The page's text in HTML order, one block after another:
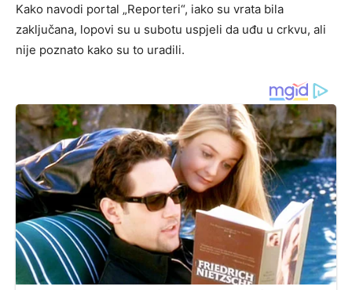
Kako navodi portal „Reporteri“, iako su vrata bila
zaključana, lopovi su u subotu uspjeli da uđu u crkvu, ali
nije poznato kako su to uradili.